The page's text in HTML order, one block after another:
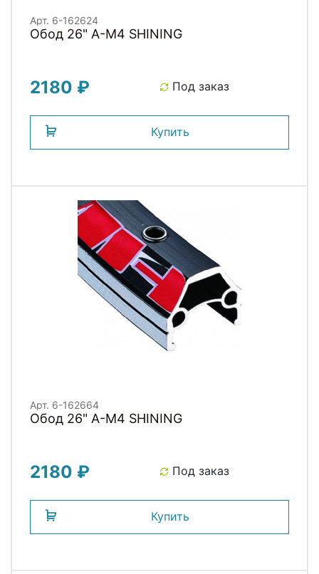
Арт. 6-162624
Обод 26" A-M4 SHINING
2180 ₽ Под заказ
Купить
Арт. 6-162664
Обод 26" A-M4 SHINING
2180 ₽ Под заказ
Купить